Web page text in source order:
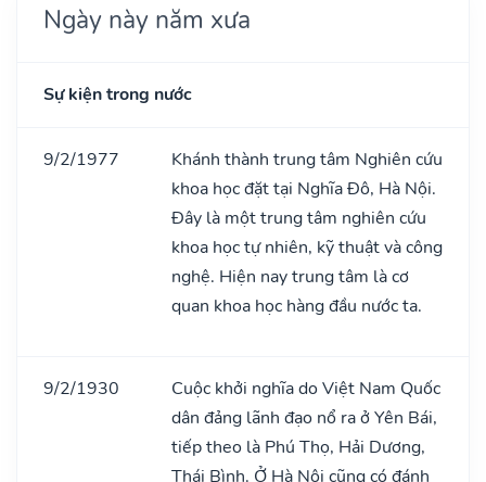
Ngày này năm xưa
Sự kiện trong nước
9/2/1977
Khánh thành trung tâm Nghiên cứu
khoa học đặt tại Nghĩa Đô, Hà Nội.
Đây là một trung tâm nghiên cứu
khoa học tự nhiên, kỹ thuật và công
nghệ. Hiện nay trung tâm là cơ
quan khoa học hàng đầu nước ta.
9/2/1930
Cuộc khởi nghĩa do Việt Nam Quốc
dân đảng lãnh đạo nổ ra ở Yên Bái,
tiếp theo là Phú Thọ, Hải Dương,
Thái Bình. Ở Hà Nội cũng có đánh